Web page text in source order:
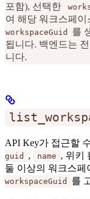
포함), 선택한
여 해당 워크스페
workspaceGuid
를
됩니다. 백엔드는
니다.
API Key가 접근할
guid , name , 위키
둘 이상의 워크스
workspaceGuid 를